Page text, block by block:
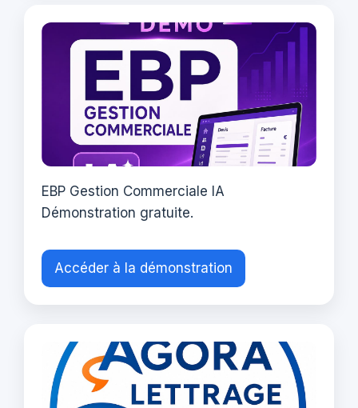
EBP Gestion Commerciale IA
Démonstration gratuite.
Accéder à la démonstration